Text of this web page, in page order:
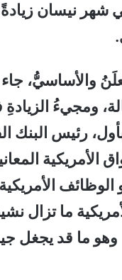
والأساسيُّ،
ومجيءُ
رئيس البنك
الأمريكية
الوظائف
ما تزال
وهو ما قد يجغل